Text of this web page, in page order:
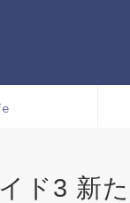
イド3 新